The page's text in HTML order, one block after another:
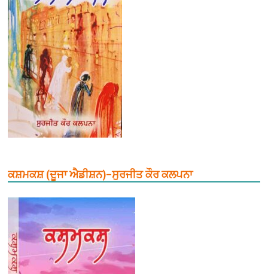
ਕਸ਼ਮਕਸ਼ (ਦੂਜਾ ਐਡੀਸ਼ਨ)–ਸੁਰਜੀਤ ਕੌਰ ਕਲਪਨਾ